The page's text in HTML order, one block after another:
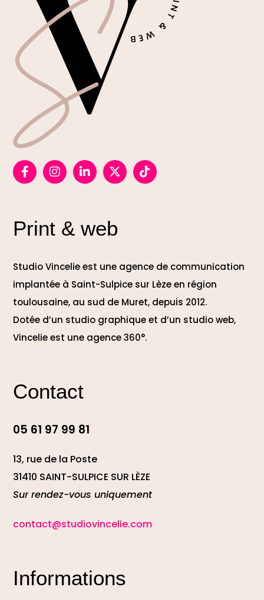
Print & web
Studio Vincelie est une agence de communication
implantée à Saint-Sulpice sur Lèze en région
toulousaine, au sud de Muret, depuis 2012.
Dotée d’un studio graphique et d’un studio web,
Vincelie est une agence 360°.
Contact
05 61 97 99 81
13, rue de la Poste
31410 SAINT-SULPICE SUR LÈZE
Sur rendez-vous uniquement
contact@studiovincelie.com
Informations